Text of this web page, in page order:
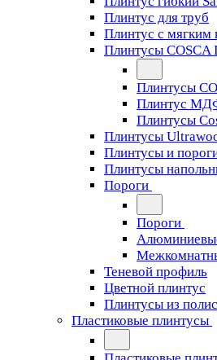
Плинтус для труб
Плинтус с мягким
Плинтусы COSCA
Плинтусы
Плинтус
Плинтусы
Плинтусы
Плинтусы и
Плинтусы
Пороги
Пороги
Теневой профиль
Цветной плинтус
Плинтусы из
Пластиковые плинтусы